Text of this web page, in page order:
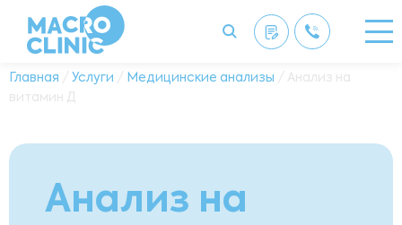
Главная / Услуги / Медицинские анализы / Анализ на
витамин Д
Анализ на